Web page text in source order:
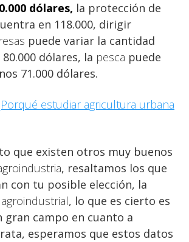
dólares, la protección de
en 118.000, dirigir
puede variar la cantidad
dólares, la pesca puede
71.000 dólares.
estudiar agricultura urbana
que existen otros muy buenos
, resaltamos los que
con tu posible elección, la
, lo que es cierto es
gran campo en cuanto a
esperamos que estos datos